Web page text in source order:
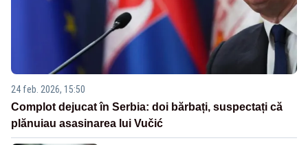
24 feb. 2026, 15:50
Complot dejucat în Serbia: doi bărbați, suspectați că
plănuiau asasinarea lui Vučić